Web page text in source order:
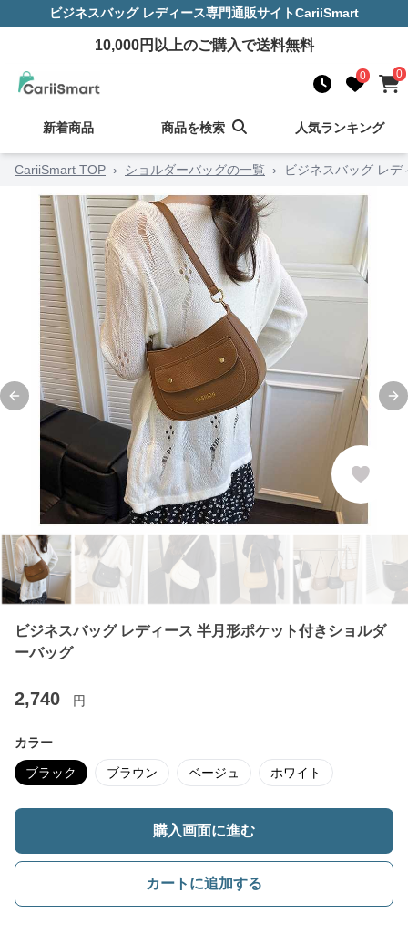
ビジネスバッグ レディース専門通販サイトCariiSmart
10,000円以上のご購入で送料無料
0 0
新着商品 商品を検索 人気ランキング
CariiSmart TOP › ショルダーバッグの一覧 › ビジネスバッグ レ
Previous slide
ビジネスバッグ レディース 半月形ポケット付きショルダ
ーバッグ
2,740 円
カラー
ブラック ブラウン ベージュ ホワイト
購入画面に進む
カートに追加する